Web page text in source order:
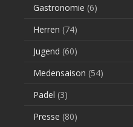
Gastronomie (6)
Herren (74)
Jugend (60)
Medensaison (54)
Padel (3)
Presse (80)